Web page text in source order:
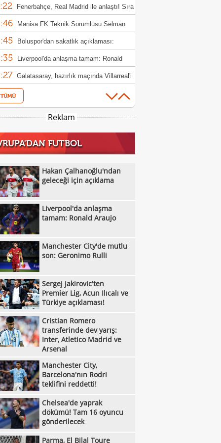
Fenerbahçe, Real Madrid ile anlaştı! Sıra
Manisa FK Teknik Sorumlusu Selman
galibiyet yorumu
Boluspor'dan sakatlık açıklaması:
kemiği kırıldı"
Liverpool'da anlaşma tamam: Ronald
Galatasaray, hazırlık maçında Villarreal'i
edecekOyuna girdi, 1 dakika sonra hastaneye
U17 Erkek Milliler, Sırbistan'ı geçerek
dudak uçuklattı
Kayserispor'da tarihi gün! 15 transfer
Çorum FK, Jesus Ramirez'i kadrosuna
Fisnik Asllani'nin Leipzig'e transferi son
iptal oldu!Erzurumspor, Ebosele ile anlaştı!
Metehan Altunbaş, Kocaelispor'da
Fenerbahçe'ye müjdeli haber: Romelu
Filenin Sultanları, Fransa'yı yine devirdi!
Manchester City'de mutlu son: Geronimo
Kıvanç Taşyaran ve Buğra Ünal, Avrupa
finale yükseldi
Altay, Tuna Üzümcü ile topbaşı yaptı
Sergej Jakirovic'ten Premier Lig, Acun
ve Türkiye açıklaması!
Eren Derdiyok Galatasaray'a döndü!
Eyüpspor'dan Metehan Altunbaş kararı!
Cristian Romero transferinde dev yarış:
Atletico Madrid ve Arsenal
Bandırmaspor, 5 oyuncuyu kadrosuna
Melikgazi Kayseri Basketbol'da Emin
dönemiManchester City, Barcelona'nın Rodri
Reklam
FUTBOL
Hakan Çalhanoğlu'ndan
geleceği için açıklama
Liverpool'da anlaşma
tamam: Ronald Araujo
Manchester City'de mutlu
son: Geronimo Rulli
Sergej Jakirovic'ten
Premier Lig, Acun Ilıcalı ve
Türkiye açıklaması!
Cristian Romero
transferinde dev yarış:
Inter, Atletico Madrid ve
Arsenal
Manchester City,
Barcelona'nın Rodri
teklifini reddetti!
Chelsea'de yaprak
dökümü! Tam 16 oyuncu
gönderilecek
Parma, El Bilal Toure